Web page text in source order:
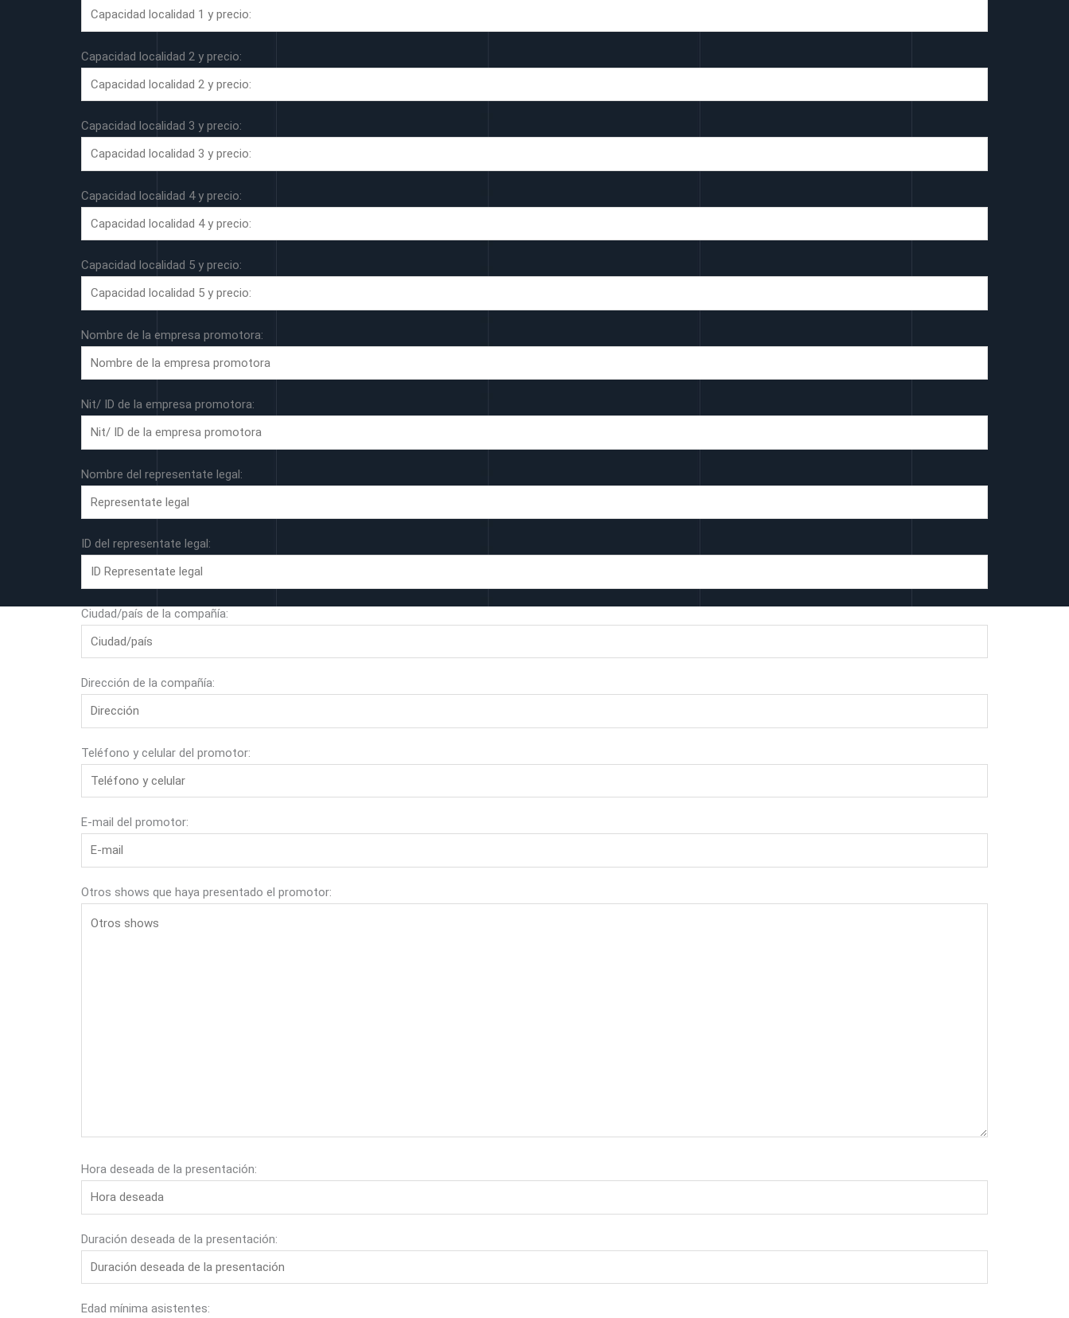
Capacidad localidad 2 y precio:
Capacidad localidad 3 y precio:
Capacidad localidad 4 y precio:
Capacidad localidad 5 y precio:
Nombre de la empresa promotora:
Nit/ ID de la empresa promotora:
Nombre del representate legal:
ID del representate legal:
Ciudad/país de la compañía:
Dirección de la compañía:
Teléfono y celular del promotor:
E-mail del promotor:
Otros shows que haya presentado el promotor:
Hora deseada de la presentación:
Duración deseada de la presentación:
Edad mínima asistentes: